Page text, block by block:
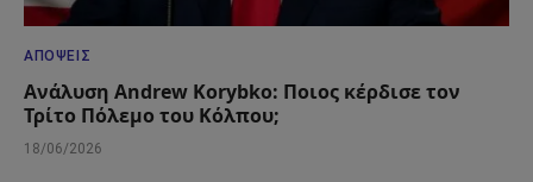
ΑΠΌΨΕΙΣ
Ανάλυση Andrew Korybko: Ποιος κέρδισε τον
Τρίτο Πόλεμο του Κόλπου;
18/06/2026